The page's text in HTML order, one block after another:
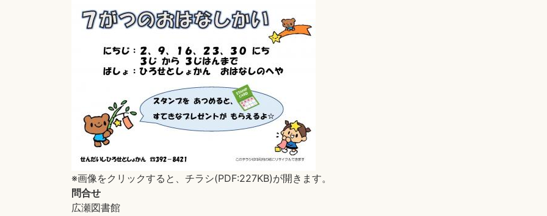
※画像をクリックすると、チラシ(PDF:227KB)が開きます。
問合せ
広瀬図書館